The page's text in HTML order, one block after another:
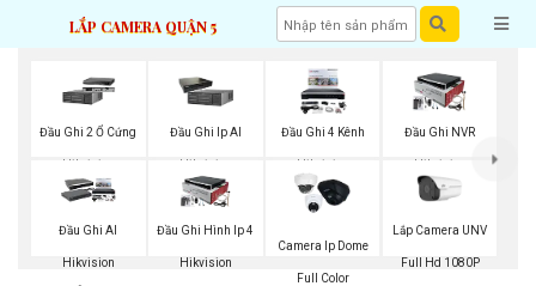
LẮP CAMERA QUẬN 5
Đầu Ghi 2 Ổ Cứng
Hikvision
Đầu Ghi Ip AI
Hikvision
Đầu Ghi 4 Kênh
Hikvision
Đầu Ghi NVR
Hikvision
Đầu Ghi AI
Hikvision
Đầu Ghi Hình Ip 4
Hikvision
Camera Ip Dome
Full Color
Lắp Camera UNV
Full Hd 1080P